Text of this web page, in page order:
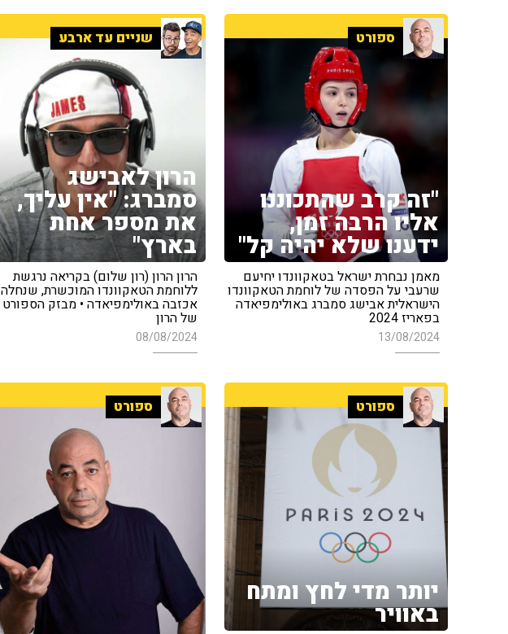
ספורט
"זה קרב שהתכוננו
אליו הרבה זמן,
ידענו שלא יהיה קל"
מאמן נבחרת ישראל בטאקוונדו יחיעם
שרעבי על הפסדה של לוחמת הטאקוונדו
הישראלית אבישג סמברג באולימפיאדה
בפאריז 2024
13/08/2024
שניים עד ארבע
הרון לאבישג
סמברג: "אין עליך,
את מספר אחת
בארץ"
הרון הרון (רון שלום) בקריאה נרגשת
ללוחמת הטאקוונדו המוכשרת, שנחלה
אכזבה באולימפיאדה • מבזק הספורט
של הרון
08/08/2024
ספורט
יותר מדי לחץ ומתח
באוויר
ספורט